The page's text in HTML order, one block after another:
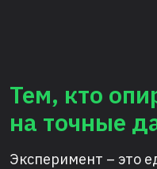
Тем, кто
на точные
Эксперимент – это